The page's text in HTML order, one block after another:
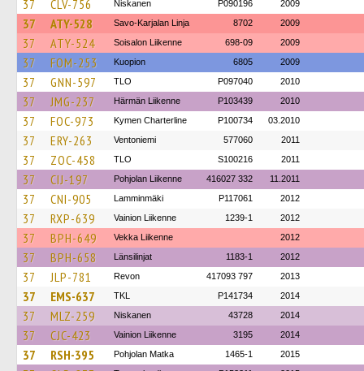
37 CLV-756 Niskanen P090196 2009
37 ATY-528 Savo-Karjalan Linja 8702 2009
37 ATY-524 Soisalon Liikenne 698-09 2009
37 FOM-253 Kuopion 6805 2009
37 GNN-597 TLO P097040 2010
37 JMG-237 Härmän Liikenne P103439 2010
37 FOC-973 Kymen Charterline P100734 03.2010
37 ERY-263 Ventoniemi 577060 2011
37 ZOC-458 TLO S100216 2011
37 CIJ-197 Pohjolan Liikenne 416027 332 11.2011
37 CNI-905 Lamminmäki P117061 2012
37 RXP-639 Vainion Liikenne 1239-1 2012
37 BPH-649 Vekka Liikenne 2012
37 BPH-658 Länsilinjat 1183-1 2012
37 JLP-781 Revon 417093 797 2013
37 EMS-637 TKL P141734 2014
37 MLZ-259 Niskanen 43728 2014
37 CJC-423 Vainion Liikenne 3195 2014
37 RSH-395 Pohjolan Matka 1465-1 2015